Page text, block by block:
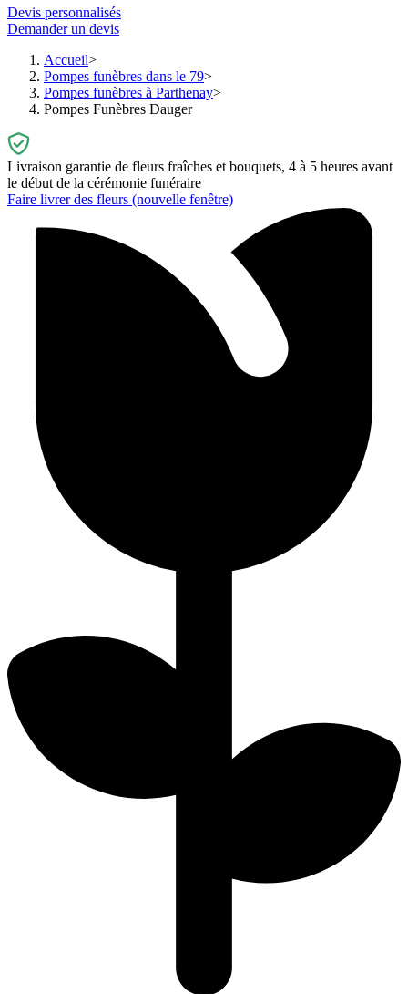
Devis personnalisés
Demander un devis
Accueil
Pompes funèbres dans le 79
Pompes funèbres à Parthenay
Pompes Funèbres Dauger
Livraison garantie de fleurs fraîches et bouquets, 4 à 5 heures avant
le début de la cérémonie funéraire
Faire livrer des fleurs (nouvelle fenêtre)